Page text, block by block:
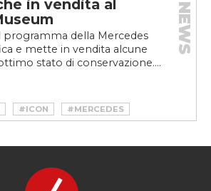
in vendita al
programma della Mercedes
e mette in vendita alcune
stato di conservazione....
NEWS
#ICON
#MERCEDES
#VINTAGE